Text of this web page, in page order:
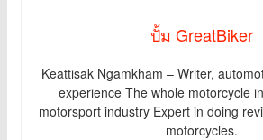
ปั้ม GreatBiker
Keattisak Ngamkham – Writer,
experience The whole motorcycle
motorsport industry Expert in doing
motorcycles.